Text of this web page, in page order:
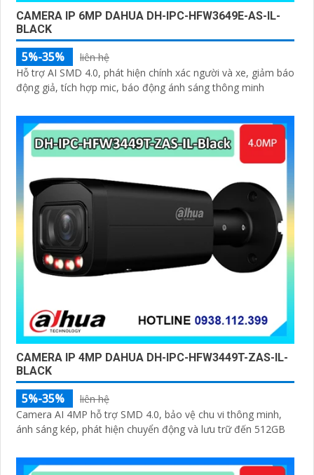
CAMERA IP 6MP DAHUA DH-IPC-HFW3649E-AS-IL-
BLACK
5%-35%
liên hệ
Hỗ trợ AI SMD 4.0, phát hiện chính xác người và xe, giảm báo
động giả, tích hợp mic, báo động ánh sáng thông minh
CAMERA IP 4MP DAHUA DH-IPC-HFW3449T-ZAS-IL-
BLACK
5%-35%
liên hệ
Camera AI 4MP hỗ trợ SMD 4.0, bảo vệ chu vi thông minh,
ánh sáng kép, phát hiện chuyển động và lưu trữ đến 512GB